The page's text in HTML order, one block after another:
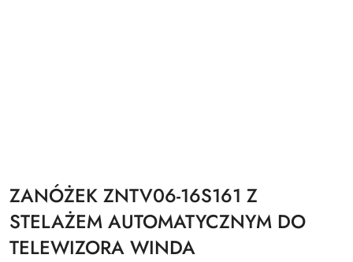
ZANÓŻEK ZNTV06-16S161 Z
STELAŻEM AUTOMATYCZNYM DO
TELEWIZORA WINDA